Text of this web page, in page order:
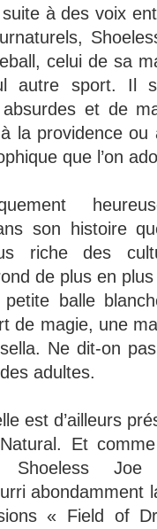
à des voix
celui de sa
autre sport. Il
et de
la providence ou
que l’on
son histoire
riche des
de plus en
balle
de magie, une
Ne dit-on
adultes.
est d’ailleurs
Et
Shoeless
abondamment
« Field of